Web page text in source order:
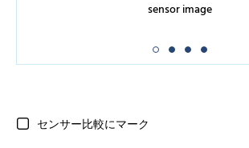
sensor image
センサー比較にマーク